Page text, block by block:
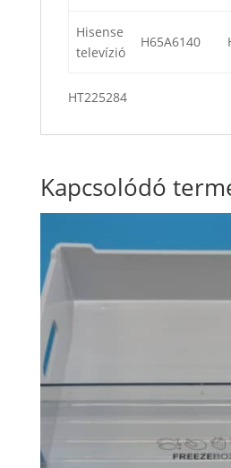
Hisense
televízió
H65A6140
HT225284
Kapcsolódó